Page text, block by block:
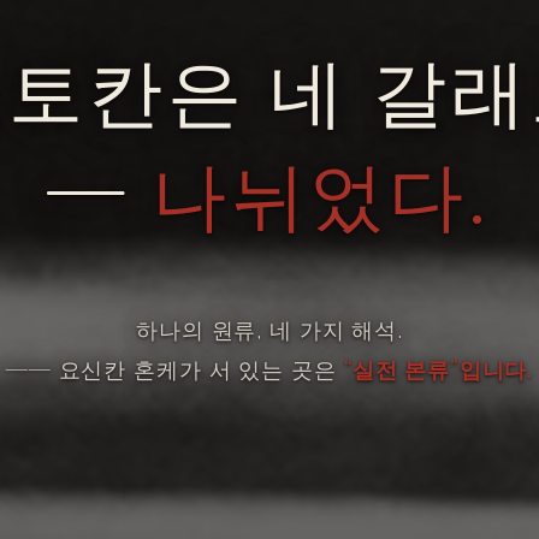
칸은 네 갈
— 나뉘었다.
하나의 원류, 네 가지 해석.
―― 요신칸 혼케가 서 있는 곳은 “실전 본류”입니다.